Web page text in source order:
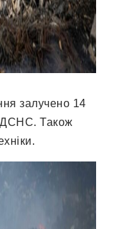
залучено 14
ДСНС. Також